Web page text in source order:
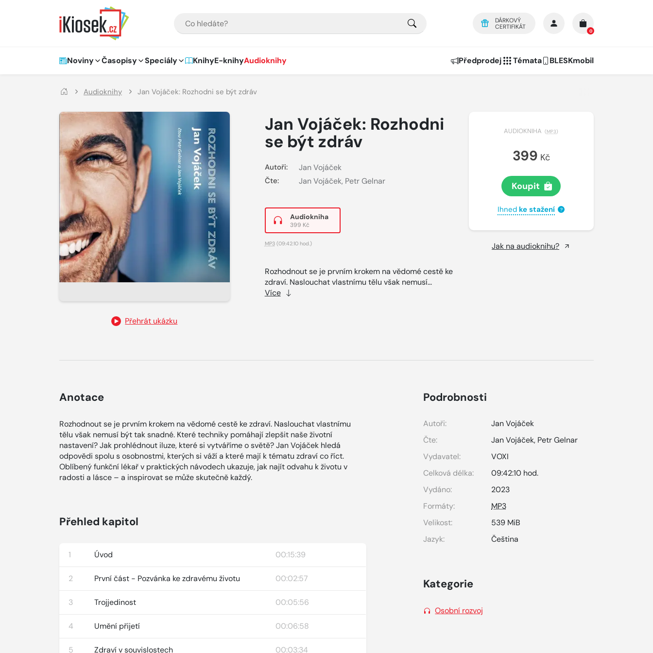
DÁRKOVÝ
CERTIFIKÁT
0
Hlavní navigace
Noviny Časopisy Speciály KnihyE-knihyAudioknihy Předprodej Témata BLESKmobil
Audioknihy Jan Vojáček: Rozhodni se být zdráv
Přehrát ukázku
Jan Vojáček: Rozhodni
se být zdráv
Autoři: Jan Vojáček
Čte: Jan Vojáček, Petr Gelnar
Audiokniha
399 Kč
MP3(09:42:10 hod.)
Rozhodnout se je prvním krokem na vědomé cestě ke
zdraví. Naslouchat vlastnímu tělu však nemusí...
Více
AUDIOKNIHA (MP3)
399 Kč
Koupit
Ihned ke stažení ?
Jak na audioknihu?
Anotace
Rozhodnout se je prvním krokem na vědomé cestě ke zdraví. Naslouchat vlastnímu
tělu však nemusí být tak snadné. Které techniky pomáhají zlepšit naše životní
nastavení? Jak prohlédnout iluze, které si vytváříme o světě? Jan Vojáček hledá
odpovědi spolu s osobnostmi, kterých si váží a které mají k tématu zdraví co říct.
Oblíbený funkční lékař v praktických návodech ukazuje, jak najít odvahu k životu v
radosti a lásce – a inspirovat se může skutečně každý.
Přehled kapitol
1 Úvod 00:15:39
2 První část - Pozvánka ke zdravému životu 00:02:57
3 Trojjedinost 00:05:56
4 Umění přijetí 00:06:58
5 Zdraví v souvislostech 00:03:34
Podrobnosti
Autoři:
Jan Vojáček
Čte:
Jan Vojáček, Petr Gelnar
Vydavatel:
VOXI
Celková délka:
09:42:10 hod.
Vydáno:
2023
Formáty:
MP3
Velikost:
539 MiB
Jazyk:
Čeština
Kategorie
Osobní rozvoj